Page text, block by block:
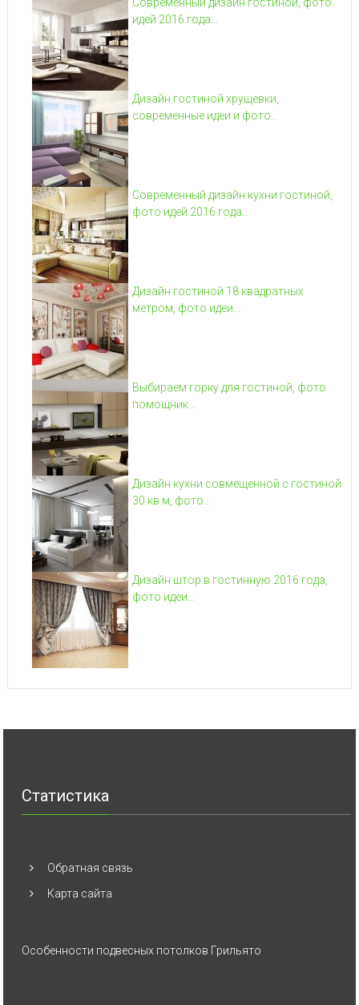
идей 2016 года...
Дизайн гостиной хрущевки,
современные идеи и фото...
Современный дизайн кухни гостиной,
фото идей 2016 года...
Дизайн гостиной 18 квадратных
метром, фото идеи...
Выбираем горку для гостиной, фото
помощник...
Дизайн кухни совмещенной с гостиной
30 кв м, фото...
Дизайн штор в гостинную 2016 года,
фото идеи...
Статистика
Обратная связь
Карта сайта
Особенности подвесных потолков Грильято